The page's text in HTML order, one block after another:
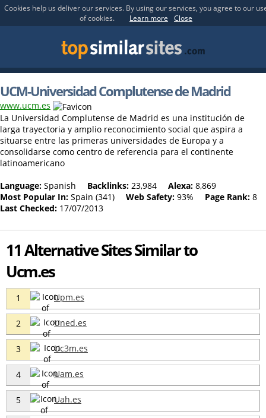
Cookies help us deliver our services. By using our services, you agree to our
of cookies.
Learn more Close
UCM-Universidad Complutense de Madrid
www.ucm.es
La Universidad Complutense de Madrid es una institución de
larga trayectoria y amplio reconocimiento social que aspira a
situarse entre las primeras universidades de Europa y a
consolidarse como centro de referencia para el continente
latinoamericano
Language: Spanish Backlinks: 23,984 Alexa: 8,869
Most Popular In: Spain (341) Web Safety: 93% Page Rank: 8
Last Checked: 17/07/2013
11 Alternative Sites Similar to
Ucm.es
1 Upm.es
2 Uned.es
3 Uc3m.es
4 Uam.es
5 Uah.es